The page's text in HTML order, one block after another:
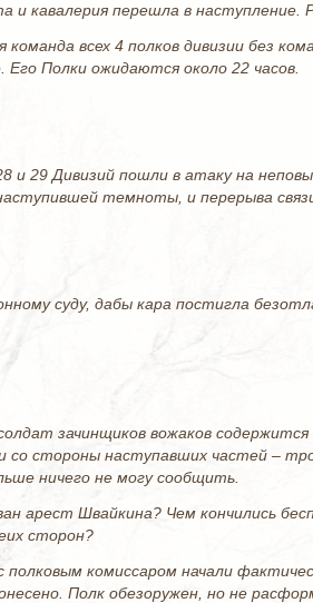
и кавалерия перешла в наступление.
всех 4 полков дивизии без
Его Полки ожидаются около 22 часов.
29 Дивизий пошли в атаку на
темноты, и перерыва связи
суду, дабы кара постигла
зачинщиков вожаков
стороны наступавших частей –
ничего не могу сообщить.
арест Швайкина? Чем кончились
сторон?
комиссаром начали
Полк обезоружен, но не